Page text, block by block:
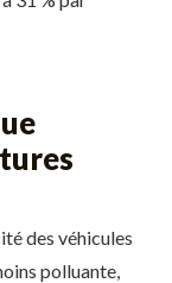
des véhicules
polluante,